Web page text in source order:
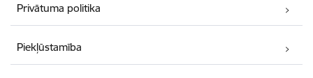
Privātuma politika
Piekļūstamība